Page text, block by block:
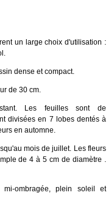
un large choix d'utilisation :
dense et compact.
de 30 cm.
Les feuilles sont de
divisées en 7 lobes dentés à
en automne.
mois de juillet. Les fleurs
de 4 à 5 cm de diamètre .
:mi-ombragée, plein soleil et